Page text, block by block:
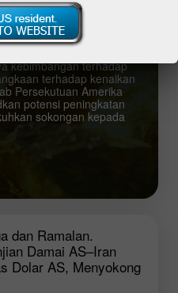
ke atas Dolar AS,
kebimbangan terhadap
terhadap kenaikan
Persekutuan Amerika
potensi peningkatan
sokongan kepada
dan Ramalan.
Damai AS–Iran
Dolar AS, Menyokong